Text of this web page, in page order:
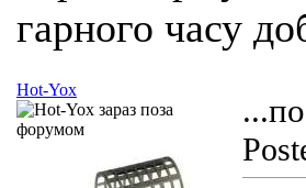
гарного часу
Hot-Yox